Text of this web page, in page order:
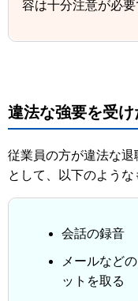
容は十分注意が必要
違法な強要を受
従業員の方が違法な
として、以下のような
会話の録音
メールなど
ットを取る